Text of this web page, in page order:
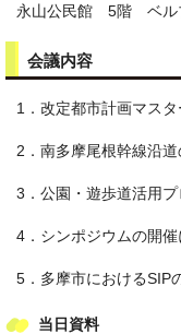
永山公民館 5階 ベル
会議内容
1．改定都市計画マス
2．南多摩尾根幹線沿
3．公園・遊歩道活用
4．シンポジウムの開催
5．多摩市におけるSIP
当日資料